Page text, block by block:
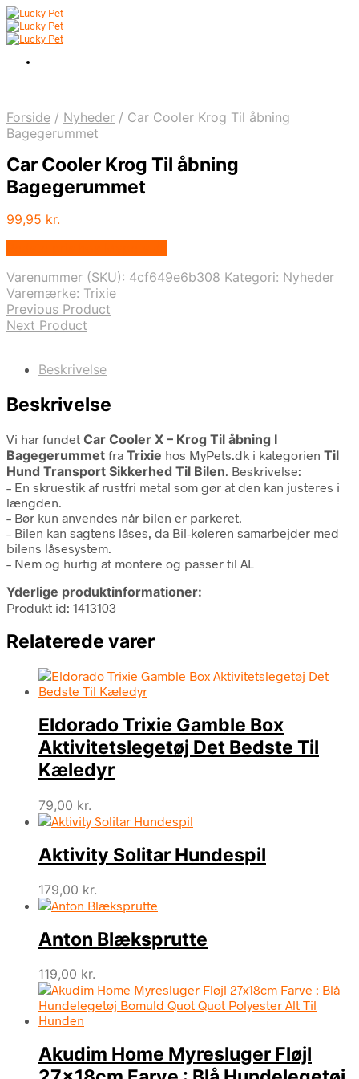
Forside / Nyheder / Car Cooler Krog Til åbning
Bagegerummet
Car Cooler Krog Til åbning
Bagegerummet
99,95 kr.
Varenummer (SKU): 4cf649e6b308 Kategori: Nyheder
Varemærke: Trixie
Previous Product
Next Product
Beskrivelse
Beskrivelse
Vi har fundet Car Cooler X – Krog Til åbning I
Bagegerummet fra Trixie hos MyPets.dk i kategorien Til
Hund Transport Sikkerhed Til Bilen. Beskrivelse:
– En skruestik af rustfri metal som gør at den kan justeres i
længden.
– Bør kun anvendes når bilen er parkeret.
– Bilen kan sagtens låses, da Bil-køleren samarbejder med
bilens låsesystem.
– Nem og hurtig at montere og passer til AL
Yderlige produktinformationer:
Produkt id: 1413103
Relaterede varer
Eldorado Trixie Gamble Box
Aktivitetslegetøj Det Bedste Til
Kæledyr
79,00 kr.
Aktivity Solitar Hundespil
179,00 kr.
Anton Blæksprutte
119,00 kr.
Akudim Home Myresluger Fløjl